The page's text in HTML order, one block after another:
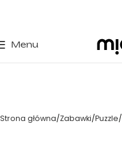
Menu
Strona główna Zabawki Puzzle